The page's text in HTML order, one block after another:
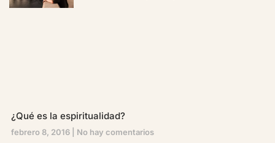
¿Qué es la espiritualidad?
febrero 8, 2016 No hay comentarios